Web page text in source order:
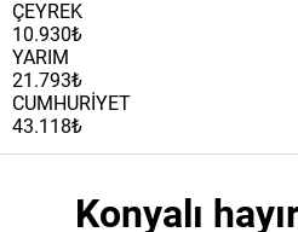
ÇEYREK
10.930₺
YARIM
21.793₺
CUMHURİYET
43.118₺
Konyalı